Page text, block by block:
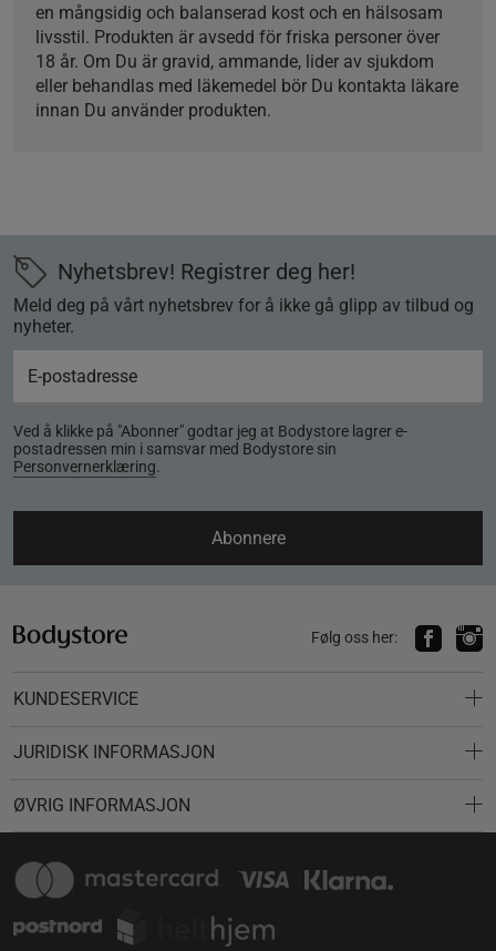
en mångsidig och balanserad kost och en hälsosam
livsstil. Produkten är avsedd för friska personer över
18 år. Om Du är gravid, ammande, lider av sjukdom
eller behandlas med läkemedel bör Du kontakta läkare
innan Du använder produkten.
Nyhetsbrev! Registrer deg her!
Meld deg på vårt nyhetsbrev for å ikke gå glipp av tilbud og
nyheter.
Ved å klikke på "Abonner" godtar jeg at Bodystore lagrer e-
postadressen min i samsvar med Bodystore sin
Personvernerklæring.
Abonnere
Følg oss her:
KUNDESERVICE
JURIDISK INFORMASJON
ØVRIG INFORMASJON